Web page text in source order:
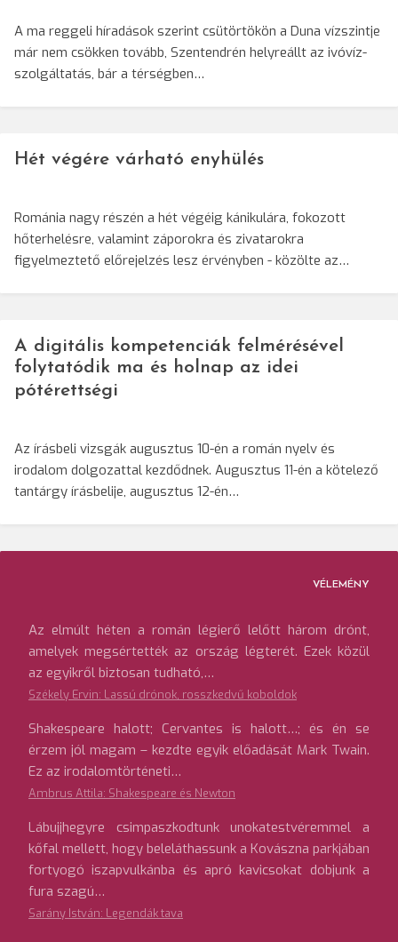
A ma reggeli híradások szerint csütörtökön a Duna vízszintje
már nem csökken tovább, Szentendrén helyreállt az ivóvíz-
szolgáltatás, bár a térségben…
Hét végére várható enyhülés
Románia nagy részén a hét végéig kánikulára, fokozott
hőterhelésre, valamint záporokra és zivatarokra
figyelmeztető előrejelzés lesz érvényben - közölte az…
A digitális kompetenciák felmérésével
folytatódik ma és holnap az idei
pótérettségi
Az írásbeli vizsgák augusztus 10-én a román nyelv és
irodalom dolgozattal kezdődnek. Augusztus 11-én a kötelező
tantárgy írásbelije, augusztus 12-én…
VÉLEMÉNY
Az elmúlt héten a román légierő lelőtt három drónt,
amelyek megsértették az ország légterét. Ezek közül
az egyikről biztosan tudható,…
Székely Ervin: Lassú drónok, rosszkedvű koboldok
Shakespeare halott; Cervantes is halott…; és én se
érzem jól magam – kezdte egyik előadását Mark Twain.
Ez az irodalomtörténeti…
Ambrus Attila: Shakespeare és Newton
Lábujjhegyre csimpaszkodtunk unokatestvéremmel a
kőfal mellett, hogy beleláthassunk a Kovászna parkjában
fortyogó iszapvulkánba és apró kavicsokat dobjunk a
fura szagú…
Sarány István: Legendák tava